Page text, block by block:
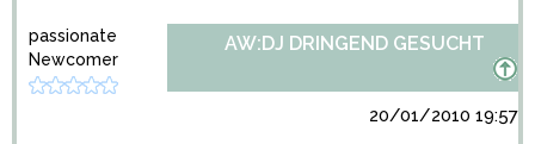
passionate
Newcomer
AW:DJ DRINGEND GESUCHT
20/01/2010